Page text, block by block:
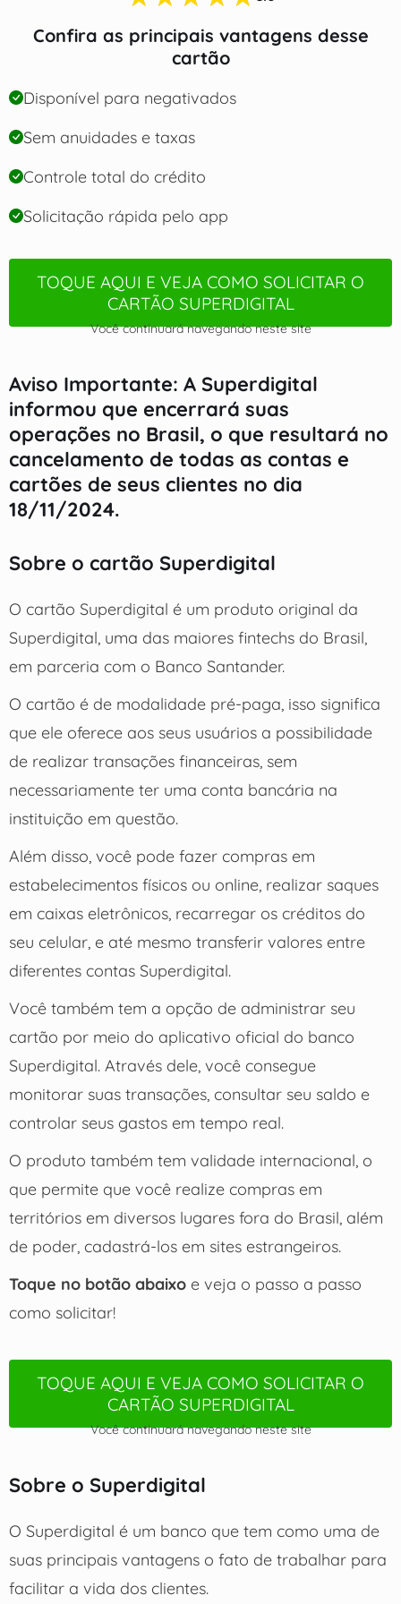
Confira as principais vantagens desse
cartão
Disponível para negativados
Sem anuidades e taxas
Controle total do crédito
Solicitação rápida pelo app
TOQUE AQUI E VEJA COMO SOLICITAR O
CARTÃO SUPERDIGITAL
Você continuará navegando neste site
Aviso Importante: A Superdigital
informou que encerrará suas
operações no Brasil, o que resultará no
cancelamento de todas as contas e
cartões de seus clientes no dia
18/11/2024.
Sobre o cartão Superdigital
O cartão Superdigital é um produto original da
Superdigital, uma das maiores fintechs do Brasil,
em parceria com o Banco Santander.
O cartão é de modalidade pré-paga, isso significa
que ele oferece aos seus usuários a possibilidade
de realizar transações financeiras, sem
necessariamente ter uma conta bancária na
instituição em questão.
Além disso, você pode fazer compras em
estabelecimentos físicos ou online, realizar saques
em caixas eletrônicos, recarregar os créditos do
seu celular, e até mesmo transferir valores entre
diferentes contas Superdigital.
Você também tem a opção de administrar seu
cartão por meio do aplicativo oficial do banco
Superdigital. Através dele, você consegue
monitorar suas transações, consultar seu saldo e
controlar seus gastos em tempo real.
O produto também tem validade internacional, o
que permite que você realize compras em
territórios em diversos lugares fora do Brasil, além
de poder, cadastrá-los em sites estrangeiros.
Toque no botão abaixoe veja o passo a passo
como solicitar!
TOQUE AQUI E VEJA COMO SOLICITAR O
CARTÃO SUPERDIGITAL
Você continuará navegando neste site
Sobre o Superdigital
O Superdigital é um banco que tem como uma de
suas principais vantagens o fato de trabalhar para
facilitar a vida dos clientes.